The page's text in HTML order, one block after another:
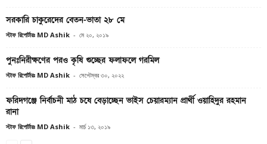
সরকারি চাকুরেদের বেতন-ভাতা ২৮ মে
স্টাফ রিপোর্টারঃ MD Ashik - মে ২০, ২০১৯
পুনঃনিরীক্ষণের পরও কৃষি গুচ্ছের ফলাফলে গরমিল
স্টাফ রিপোর্টারঃ MD Ashik - সেপ্টেম্বর ৩০, ২০২২
ফরিদগঞ্জে নির্বাচনী মাঠ চষে বেড়াচ্ছেন ভাইস চেয়ারম্যান প্রার্থী ওয়াহিদুর রহমান
রানা
স্টাফ রিপোর্টারঃ MD Ashik - মার্চ ১৩, ২০১৯